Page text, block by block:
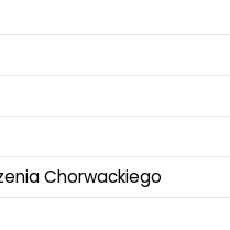
Chorwackiego